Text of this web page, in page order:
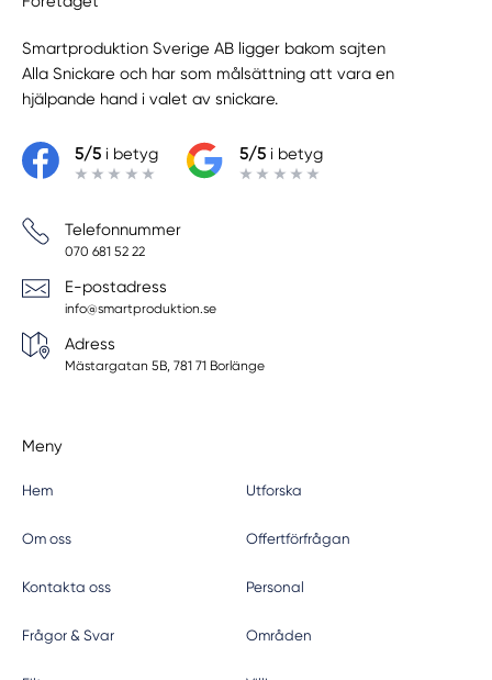
Smartproduktion Sverige AB ligger bakom sajten
Alla Snickare och har som målsättning att vara en
hjälpande hand i valet av snickare.
5/5i betyg 5/5i betyg
Telefonnummer
070 681 52 22
E-postadress
info@smartproduktion.se
Adress
Mästargatan 5B, 781 71 Borlänge
Meny
Hem Utforska
Om oss Offertförfrågan
Kontakta oss Personal
Frågor & Svar Områden